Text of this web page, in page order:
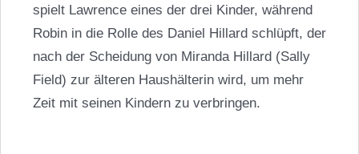
spielt Lawrence eines der drei Kinder, während
Robin in die Rolle des Daniel Hillard schlüpft, der
nach der Scheidung von Miranda Hillard (Sally
Field) zur älteren Haushälterin wird, um mehr
Zeit mit seinen Kindern zu verbringen.